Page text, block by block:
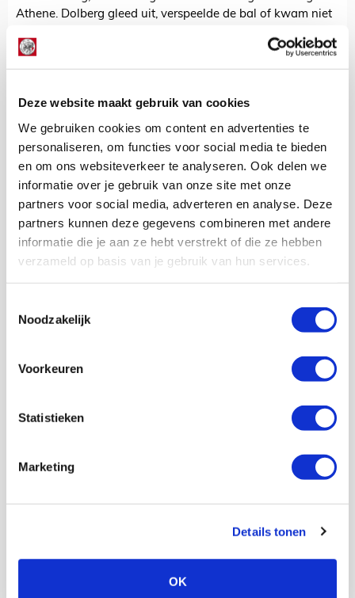
Deze website maakt gebruik van cookies
We gebruiken cookies om content en advertenties te
personaliseren, om functies voor social media te bieden
en om ons websiteverkeer te analyseren. Ook delen we
informatie over je gebruik van onze site met onze
partners voor social media, adverteren en analyse. Deze
partners kunnen deze gegevens combineren met andere
informatie die je aan ze hebt verstrekt of die ze hebben
verzameld op basis van je gebruik van hun services.
Noodzakelijk
Voorkeuren
Statistieken
Marketing
Details tonen
OK
Athene. Dolberg gleed uit, verspeelde de bal of kwam niet
dat de Deense aanvaller gewisseld zou worden. Het was
slechts de vraag hoe laat Erik ten Hag zou ingrijpen. De
Met Huntelaar als ontbrekende puzzelstukje begon het
prompt te draaien. Waar Ajax de eerste 62 minuten voorin
geen voet aan de grond kreeg, was het daarna zo'n beetje
prijsschieten. Er was nog net geen sprake van altijd prijs,
zoals je van de kermis kent. Loper Donny van de Beek
miste zijn traditionele kans, al kon je hem dit keer weinig
verwijten.
Zone 14
We kunnen over Zone 14 dit keer eigenlijk vrij kort zijn.
Heel kort zelfs. We kunnen het in een paar zinnen af, want
te maken met de keuze van AEK om met vijf verdedigers te
Het lage tempo zorgde ervoor dat AEK het eerste uur
enige intentie had om gevaarlijk te worden. Je ziet aan de
passlijnen van Ajax - overigens slechts 13 stuks - dat de
En je ziet ook dat de Grieken amper van eigen helft
geheim meer zijn geweest. Voor de vorm is er een streepje
geplaatst omdat er toch nog een verstuurde pass werd
Kevin Van Nunen